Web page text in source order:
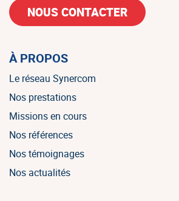
NOUS CONTACTER
À PROPOS
Le réseau Synercom
Nos prestations
Missions en cours
Nos références
Nos témoignages
Nos actualités